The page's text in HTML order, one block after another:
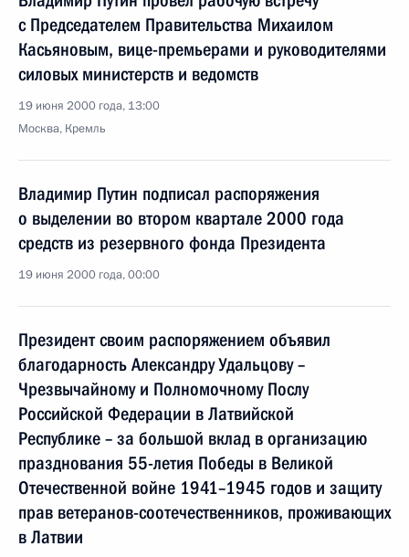
с Председателем Правительства Михаилом
Касьяновым, вице-премьерами и руководителями
силовых министерств и ведомств
19 июня 2000 года, 13:00
Москва, Кремль
Владимир Путин подписал распоряжения
о выделении во втором квартале 2000 года
средств из резервного фонда Президента
19 июня 2000 года, 00:00
Президент своим распоряжением объявил
благодарность Александру Удальцову –
Чрезвычайному и Полномочному Послу
Российской Федерации в Латвийской
Республике – за большой вклад в организацию
празднования 55-летия Победы в Великой
Отечественной войне 1941–1945 годов и защиту
прав ветеранов-соотечественников, проживающих
в Латвии